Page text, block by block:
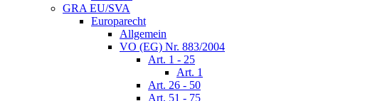
GRA EU/SVA
Europarecht
Allgemein
VO (EG) Nr. 883/2004
Art. 1 - 25
Art. 1
Art. 26 - 50
Art. 51 - 75